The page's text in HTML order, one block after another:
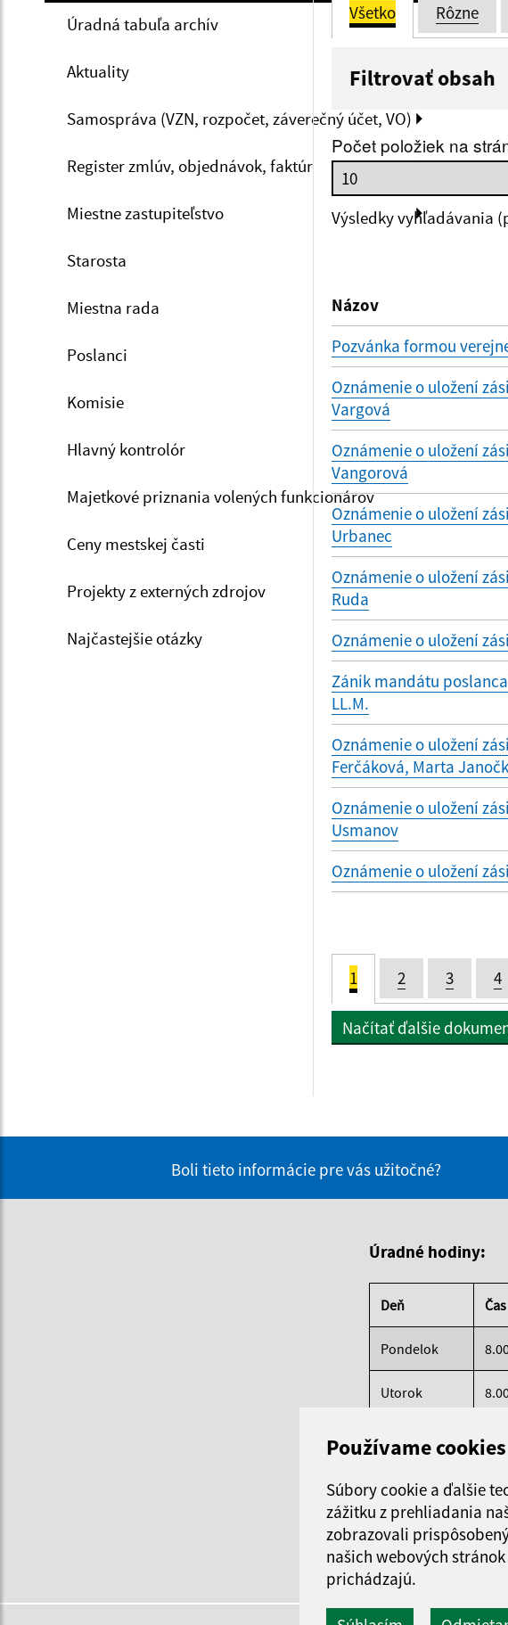
Používame cookies
Súbory cookie a ďalšie
zážitku z prehliadania
zobrazovali
našich webových
prichádzajú.
Úradná tabuľa archív
Aktuality
Samospráva (VZN, rozpočet, záverečný účet, VO)
Register zmlúv, objednávok, faktúr
Miestne zastupiteľstvo
Starosta
Miestna rada
Poslanci
Komisie
Hlavný kontrolór
Majetkové priznania volených funkcionárov
Ceny mestskej časti
Projekty z externých zdrojov
Najčastejšie otázky
Všetko Rôzne
Filtrovať obsah
Dátum zverejnenia
Počet položiek na
Výsledky vyhľadávania
Názov
Pozvánka formou
Oznámenie o uložení
Vargová
Oznámenie o uložení
Vangorová
Oznámenie o uložení
Urbanec
Oznámenie o uložení
Ruda
Oznámenie o uložení
Zánik mandátu
LL.M.
Oznámenie o uložení
Ferčáková, Marta
Oznámenie o uložení
Usmanov
Oznámenie o uložení
1 2 3 4
Načítať ďalšie
Boli tieto informácie pre vás užitočné?
Úradné hodiny:
Deň Čas
Pondelok
Utorok
Štvrtok
Piatok